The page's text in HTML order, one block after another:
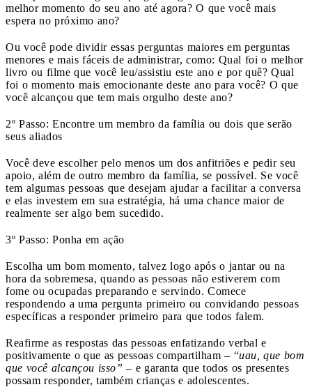
melhor momento do seu ano até agora? O que você mais
espera no próximo ano?
Ou você pode dividir essas perguntas maiores em perguntas
menores e mais fáceis de administrar, como: Qual foi o melhor
livro ou filme que você leu/assistiu este ano e por quê? Qual
foi o momento mais emocionante deste ano para você? O que
você alcançou que tem mais orgulho deste ano?
2º Passo: Encontre um membro da família ou dois que serão
seus aliados
Você deve escolher pelo menos um dos anfitriões e pedir seu
apoio, além de outro membro da família, se possível. Se você
tem algumas pessoas que desejam ajudar a facilitar a conversa
e elas investem em sua estratégia, há uma chance maior de
realmente ser algo bem sucedido.
3º Passo: Ponha em ação
Escolha um bom momento, talvez logo após o jantar ou na
hora da sobremesa, quando as pessoas não estiverem com
fome ou ocupadas preparando e servindo. Comece
respondendo a uma pergunta primeiro ou convidando pessoas
específicas a responder primeiro para que todos falem.
Reafirme as respostas das pessoas enfatizando verbal e
positivamente o que as pessoas compartilham – “uau, que bom
que você alcançou isso” – e garanta que todos os presentes
possam responder, também crianças e adolescentes.